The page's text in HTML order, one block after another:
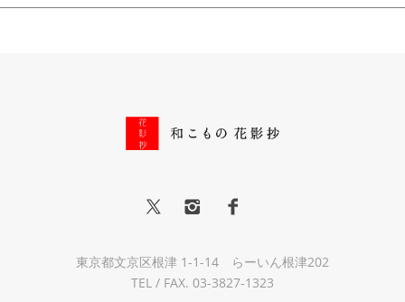
東京都文京区根津 1-1-14 らーいん根津202
TEL / FAX. 03-3827-1323